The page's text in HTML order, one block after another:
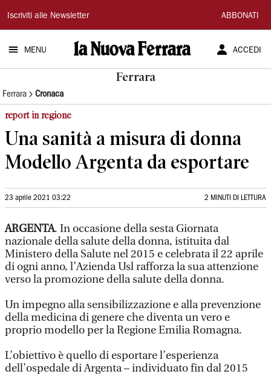
La
Nuova
Ferrara
Iscriviti alle Newsletter ABBONATI
MENU ACCEDI
Ferrara
Ferrara Cronaca
report in regione
Una sanità a misura di donna
Modello Argenta da esportare
23 aprile 2021 03:22 2 MINUTI DI LETTURA
ARGENTA. In occasione della sesta Giornata
nazionale della salute della donna, istituita dal
Ministero della Salute nel 2015 e celebrata il 22 aprile
di ogni anno, l’Azienda Usl rafforza la sua attenzione
verso la promozione della salute della donna.
Un impegno alla sensibilizzazione e alla prevenzione
della medicina di genere che diventa un vero e
proprio modello per la Regione Emilia Romagna.
L’obiettivo è quello di esportare l’esperienza
dell’ospedale di Argenta – individuato fin dal 2015